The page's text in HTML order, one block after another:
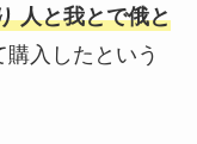
人と我とで俄と
入したという